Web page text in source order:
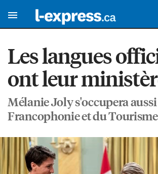
Les langues
ont leur
Mélanie Joly s'occupera aussi
Francophonie et du Tourisme